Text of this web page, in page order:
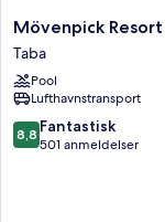
Mövenpick
Resort
Taba
Taba
Mövenpick Resort
Taba
Pool
Lufthavnstransport
8.8
ud
8,8 Fantastisk
501 anmeldelser